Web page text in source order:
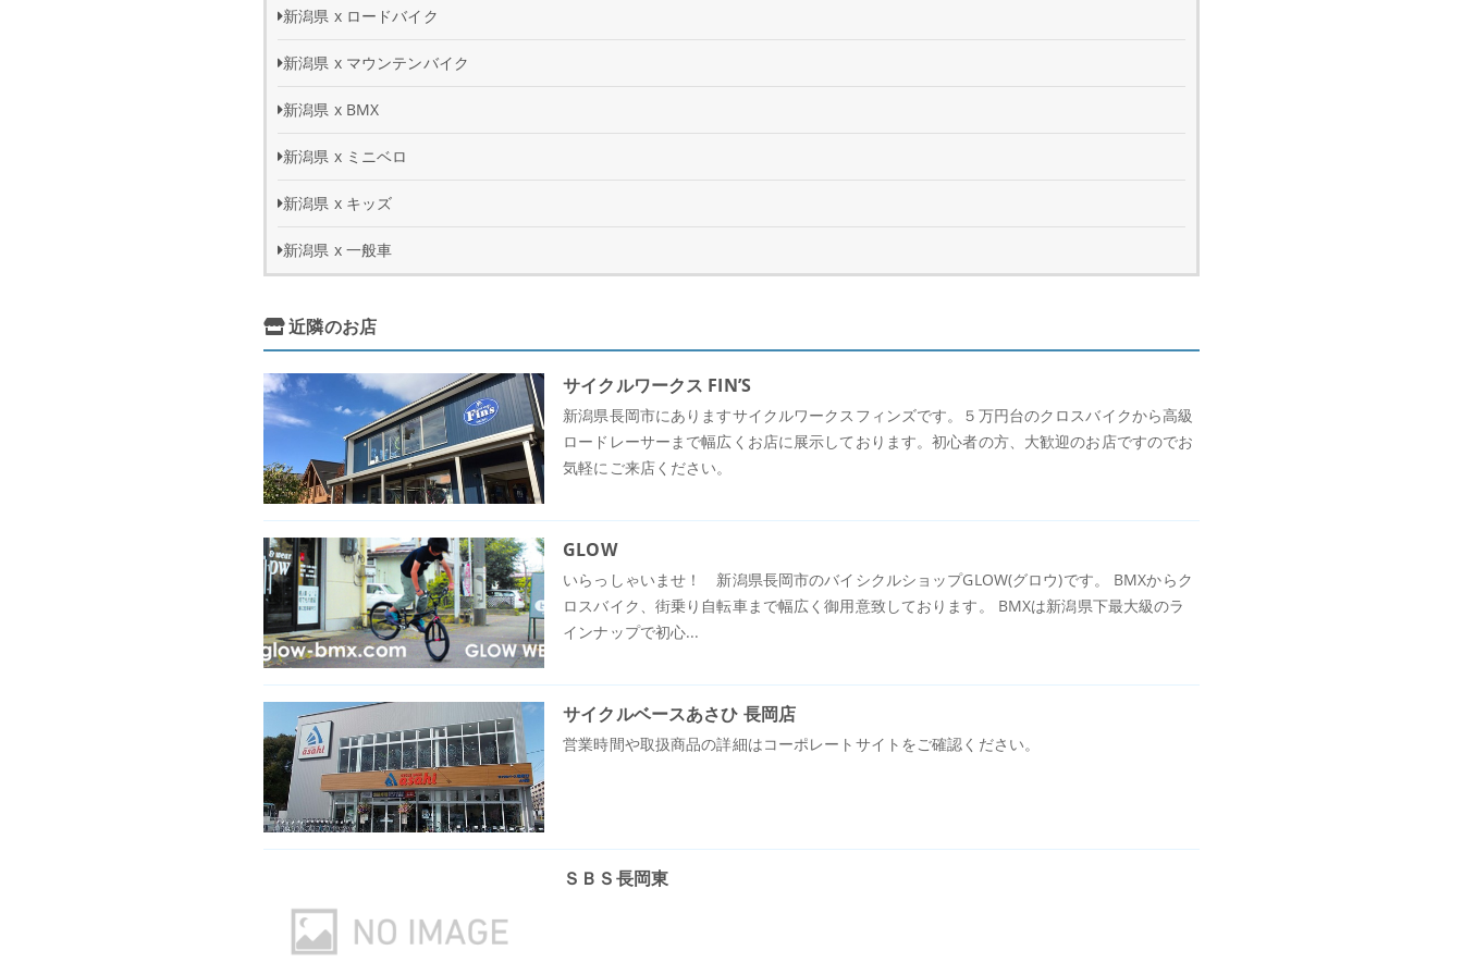
新潟県 x ロードバイク
新潟県 x マウンテンバイク
新潟県 x BMX
新潟県 x ミニベロ
新潟県 x キッズ
新潟県 x 一般車
近隣のお店
サイクルワークス FIN’S
新潟県長岡市にありますサイクルワークスフィンズです。５万円台のクロスバイクから高級
ロードレーサーまで幅広くお店に展示しております。初心者の方、大歓迎のお店ですのでお
気軽にご来店ください。
GLOW
いらっしゃいませ！ 新潟県長岡市のバイシクルショップGLOW(グロウ)です。 BMXからク
ロスバイク、街乗り自転車まで幅広く御用意致しております。 BMXは新潟県下最大級のラ
インナップで初心...
サイクルベースあさひ 長岡店
営業時間や取扱商品の詳細はコーポレートサイトをご確認ください。
ＳＢＳ長岡東